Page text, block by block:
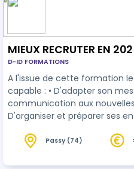
MIEUX RECRUTER EN
D-ID FORMATIONS
A l'issue de cette formation
capable : • D'adapter son message et sa
communication aux
D'organiser et préparer ses
Gagnant-Gagnant » •
Passy (74)